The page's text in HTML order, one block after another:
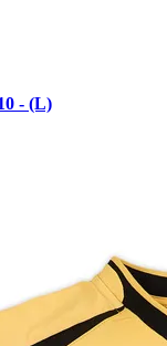
- (L)